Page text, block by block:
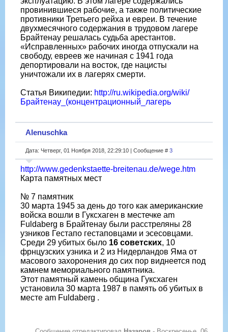
провинившиеся рабочие, а также политические
противники Третьего рейха и евреи. В течение
двухмесячного содержания в трудовом лагере
Брайтенау решалась судьба арестантов.
«Исправленных» рабочих иногда отпускали на
свободу, евреев же начиная с 1941 года
депортировали на восток, где нацисты
уничтожали их в лагерях смерти.
Статья Википедии: http://ru.wikipedia.org/wiki/
Брайтенау_(концентрационный_лагерь
Alenuschka
Дата: Четверг, 01 Ноября 2018, 22:29:10 | Сообщение # 3
http://www.gedenkstaette-breitenau.de/wege.htm
Карта памятных мест
№ 7 памятник
30 марта 1945 за день до того как американские
войска вошли в Гуксхаген в местечке am
Fuldaberg в Брайтенау были расстреляны 28
узников Гестапо гестаповцами и эсесовцами.
Среди 29 убитых было 16 советских, 10
фрнцузских узника и 2 из Нидерландов Яма от
масового захоронения до сих пор виднеется под
камнем мемориального памятника.
Этот памятный камень община Гуксхаген
установила 30 марта 1987 в память об убитых в
месте am Fuldaberg .